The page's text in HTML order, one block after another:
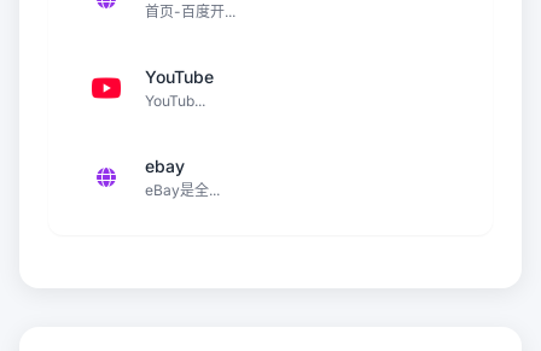
首页-百度开...
YouTube
YouTub...
ebay
eBay是全...